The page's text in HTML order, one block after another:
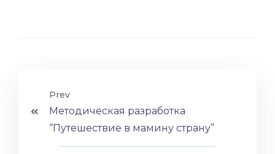
Prev
Методическая разработка
“Путешествие в мамину страну”